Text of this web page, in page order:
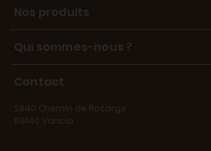
Nos produits
Qui sommes-nous ?
Contact
2840 Chemin de Rosarge
69140 Vancia